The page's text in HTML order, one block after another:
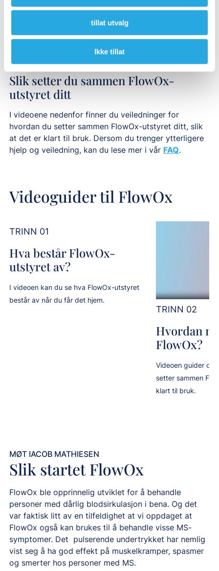
tillat utvalg
Ikke tillat
Tidligere har lignende behandlinger krevet at man
er designet for å passe inn i de fleste hjem. Den er
også flyttbar, slik at du kan bruke den akkurat der
det passer for deg. I tillegg er den enkel å betjene.
Slik setter du sammen FlowOx-
utstyret ditt
I videoene nedenfor finner du veiledninger for
hvordan du setter sammen FlowOx-utstyret ditt, slik
at det er klart til bruk. Dersom du trenger ytterligere
hjelp og veiledning, kan du lese mer i vår FAQ.
Videoguider til FlowOx
TRINN 01
Hva består FlowOx-
utstyret av?
I videoen kan du se hva FlowOx-utstyret
består av når du får det hjem.
TRINN 02
Hvordan
FlowOx?
Videoen guider
setter sammen
klart til bruk.
MØT IACOB MATHIESEN
Slik startet FlowOx
FlowOx ble opprinnelig utviklet for å behandle
personer med dårlig blodsirkulasjon i bena. Og det
var faktisk litt av en tilfeldighet at vi oppdaget at
FlowOx også kan brukes til å behandle visse MS-
symptomer. Det pulserende undertrykket har nemlig
vist seg å ha god effekt på muskelkramper, spasmer
og smerter hos personer med MS.